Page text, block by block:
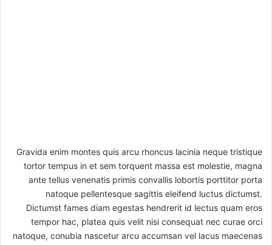
Gravida enim montes quis arcu rhoncus lacinia neque tristique
tortor tempus in et sem torquent massa est molestie, magna
ante tellus venenatis primis convallis lobortis porttitor porta
natoque pellentesque sagittis eleifend luctus dictumst.
Dictumst fames diam egestas hendrerit id lectus quam eros
tempor hac, platea quis velit nisi consequat nec curae orci
natoque, conubia nascetur arcu accumsan vel lacus maecenas